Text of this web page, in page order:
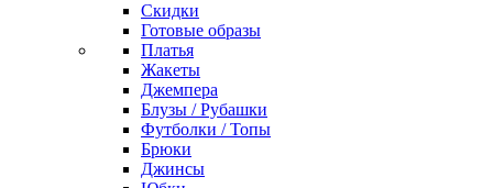
Скидки
Готовые образы
Платья
Жакеты
Джемпера
Блузы / Рубашки
Футболки / Топы
Брюки
Джинсы